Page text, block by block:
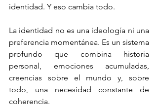
identidad. Y eso cambia todo.
La identidad no es una ideología ni una
preferencia momentánea. Es un sistema
profundo que combina historia
personal, emociones acumuladas,
creencias sobre el mundo y, sobre
todo, una necesidad constante de
coherencia.